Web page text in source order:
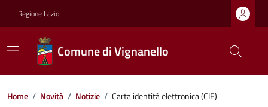
Regione Lazio
Comune di Vignanello
Home / Novità / Notizie / Carta identità elettronica (CIE)